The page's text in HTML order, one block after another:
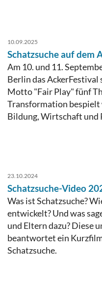
10.09.2025
Schatzsuche auf dem
Am 10. und 11.
Berlin das
Motto "Fair Play" fünf
Transformation bespielt
Bildung, Wirtschaft und
23.10.2024
Schatzsuche-Video
Was ist Schatzsuche?
entwickelt? Und was
und Eltern dazu? Diese
beantwortet ein
Schatzsuche.